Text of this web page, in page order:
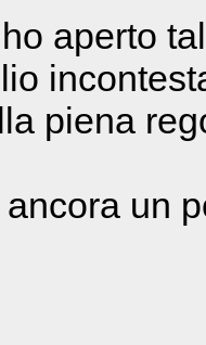
aperto
piena
un